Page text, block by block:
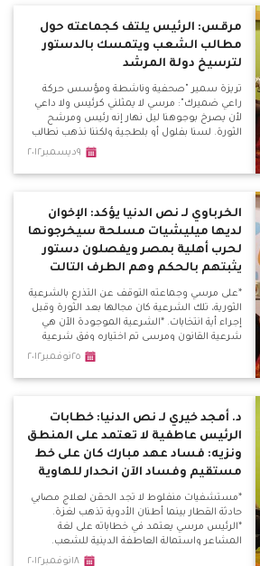
مرقس: الرئيس يلتف كجماعته حول
مطالب الشعب ويتمسك بالدستور
لترسيخ دولة المرشد
تريزة سمير "صحفية وناشطة ومؤسس حركة
راعي ضميرك": مرسي لا يمثلني كرئيس ولا داعي
لأن يصرخ بوجوهنا ليل نهار إنه رئيس ومرشح
الثورة. لسنا بفلول أو بلطجية ولكننا نذهب نطالب
بحقوقنا حاملين أرواحنا على كفوفنا لأجل مصر.
بالميدان حتى تحقيق مطالبنا أو الموت فداءًا
٩ديسمبر٢٠١٢
الخرباوي لـ نص الدنيا يؤكد: الإخوان
لديها ميليشيات مسلحة سيخرجونها
لحرب أهلية بمصر ويفصلون دستور
يثبتهم بالحكم وهم الطرف التالت
*على مرسي وجماعته التوقف عن التذرع بالشرعية
الثورية، تلك الشرعية كان مجالها بعد الثورة وقبل
إجراء أية انتخابات. *الشرعية الموجودة الآن هي
شرعية القانون ومرسي تم اختياره وفق شرعية
القانون وليس شرعية الثورة، فهو لم يكن قائد
بغير منطقه.
٢٥نوفمبر٢٠١٢
د. أمجد خيري لـ نص الدنيا: خطابات
الرئيس عاطفية لا تعتمد على المنطق
ونزيه: فساد عهد مبارك كان على خط
مستقيم وفساد الآن انحدار للهاوية
*مستشفيات منفلوط لا تجد الحقن لعلاج مصابي
حادثة القطار بينما أطنان الأدوية تذهب لغزة.
*الرئيس مرسي يعتمد في خطاباته على لغة
المشاعر واستمالة العاطفة الدينية للشعب.
*خطاباته تتسم بالحنجورية أكتر منها خطابات
١٨نوفمبر٢٠١٢